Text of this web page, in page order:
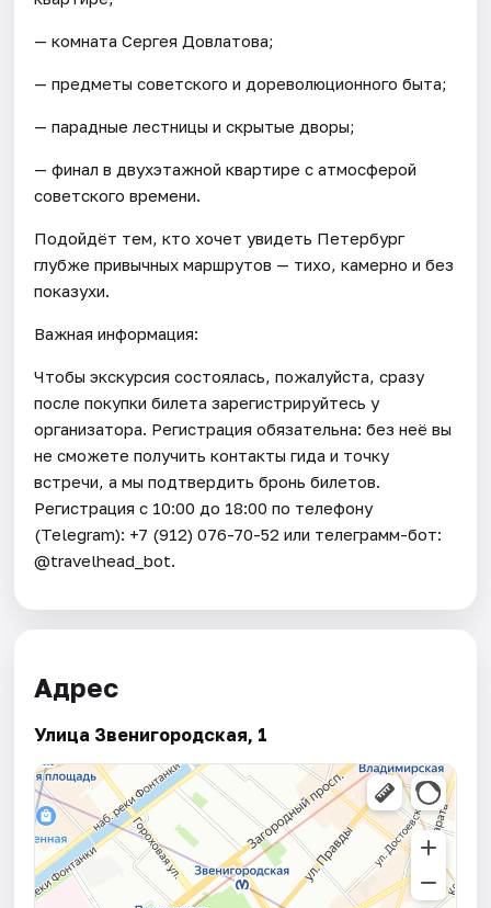
— комната Сергея Довлатова;
— предметы советского и дореволюционного быта;
— парадные лестницы и скрытые дворы;
— финал в двухэтажной квартире с атмосферой
советского времени.
Подойдёт тем, кто хочет увидеть Петербург
глубже привычных маршрутов — тихо, камерно и без
показухи.
Важная информация:
Чтобы экскурсия состоялась, пожалуйста, сразу
после покупки билета зарегистрируйтесь у
организатора. Регистрация обязательна: без неё вы
не сможете получить контакты гида и точку
встречи, а мы подтвердить бронь билетов.
Регистрация с 10:00 до 18:00 по телефону
(Telegram): +7 (912) 076-70-52 или телеграмм-бот:
@travelhead_bot.
Адрес
Улица Звенигородская, 1